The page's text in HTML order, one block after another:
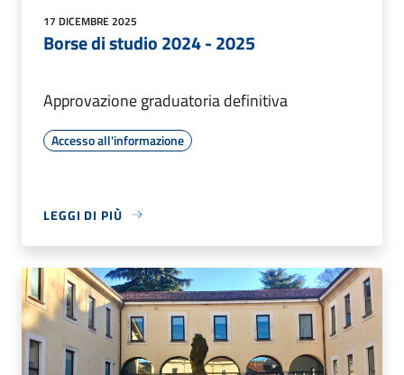
17 DICEMBRE 2025
Borse di studio 2024 - 2025
Approvazione graduatoria definitiva
Accesso all'informazione
LEGGI DI PIÙ